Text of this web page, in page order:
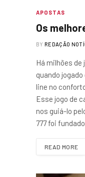
APOSTAS
Os
BY REDAÇÃO
Há milhões
quando
line no
Esse jogo de
nos guiá-lo
777 foi
READ MORE